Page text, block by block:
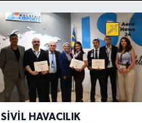
SIVIL HAVACILIK